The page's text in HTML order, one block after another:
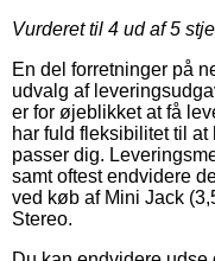
Vurderet til 4 ud af 5
En del forretninger på
udvalg af
er for øjeblikket at få
har fuld fleksibilitet til
passer dig.
samt oftest endvidere
ved køb af Mini Jack
Stereo.